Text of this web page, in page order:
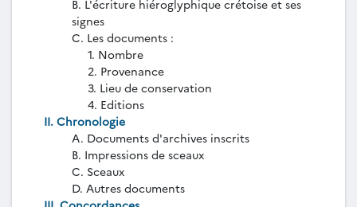
B. L'écriture hiéroglyphique crétoise et ses
signes
C. Les documents :
1. Nombre
2. Provenance
3. Lieu de conservation
4. Editions
II. Chronologie
A. Documents d'archives inscrits
B. Impressions de sceaux
C. Sceaux
D. Autres documents